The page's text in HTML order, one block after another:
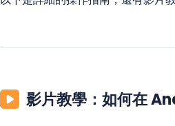
影片教學：如何在